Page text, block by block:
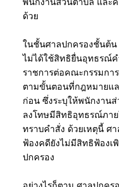
ด้วย
ในชั้นศาลปกครองชั้นต้น
ไม่ได้ใช้สิทธิยื่นอุทธรณ์ค
ราชการต่อคณะกรรมกา
ตามขั้นตอนที่กฎหมายแล
ก่อน ซึ่งระบุให้พนักงาน
ลงโทษมีสิทธิอุทธรณ์ภา
ทราบคำสั่ง ด้วยเหตุนี้ ศ
ฟ้องคดียังไม่มีสิทธิฟ้องเ
ปกครอง